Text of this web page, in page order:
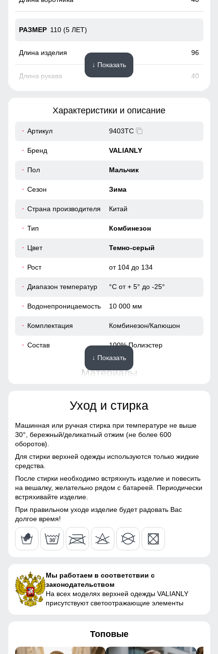
обеспечивает дополнительный комфорт при ношении
Ветрозащитная планка
холодного воздуха который может проникнуть внутрь
Ветрозащитная планка нужна для защиты от ветра и
холодного воздуха который может проникнуть внутрь
через молнию куртки.
Материал подкладки воротника: Флис
Подкладка характеризуются следующими качествами
легкость теплозащита воздухопроницаемость прочность
простота ухода пониженная способность вызывать
аллергические реакции.
110 (5 ЛЕТ)
96
40
122 (7 ЛЕТ)
35
128 (8 ЛЕТ)
↓ Показать
Характеристики и описание
Артикул 9403TC
Бренд VALIANLY
Пол Мальчик
Сезон Зима
Страна производителя Китай
Тип Комбинезон
Цвет Темно-серый
Рост от 104 до 134
Диапазон температур °С от + 5° до -25°
Водонепроницаемость 10 000 мм
Комплектация Комбинезон/Капюшон
Состав 100% Полиэстер
Материалы
Полиэстер, Плащевка,
Тефлон
Материал подкладки
комбинезона
Полиэстер/с начесом
Материал подкладки
капюшона
Полиэстер/с начесом
Материал подкладки
воротника
Полиэстер/с начесом
Материал наполнителя
Фактура материала плотная
Плотность утеплителя (г/
кв.м)
220
свободный
↓ Показать
Уход и стирка
Машинная или ручная стирка при температуре не выше
30°, бережный/деликатный отжим (не более 600
оборотов).
Для стирки верхней одежды используются только жидкие
средства.
После стирки необходимо встряхнуть изделие и повесить
на вешалку, желательно рядом с батареей. Периодически
встряхивайте изделие.
При правильном уходе изделие будет радовать Вас
долгое время!
Мы работаем в соответствии с
законодательством
На всех моделях верхней одежды VALIANLY
присутствуют светоотражающие элементы
Топовые